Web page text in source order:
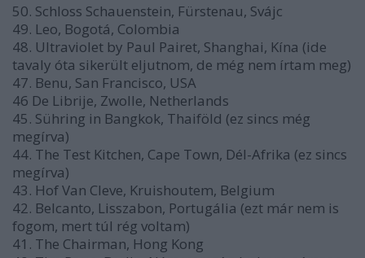
50. Schloss Schauenstein, Fürstenau, Svájc
49. Leo, Bogotá, Colombia
48. Ultraviolet by Paul Pairet, Shanghai, Kína (ide
tavaly óta sikerült eljutnom, de még nem írtam meg)
47. Benu, San Francisco, USA
46 De Librije, Zwolle, Netherlands
45. Sühring in Bangkok, Thaiföld (ez sincs még
megírva)
44. The Test Kitchen, Cape Town, Dél-Afrika (ez sincs
megírva)
43. Hof Van Cleve, Kruishoutem, Belgium
42. Belcanto, Lisszabon, Portugália (ezt már nem is
fogom, mert túl rég voltam)
41. The Chairman, Hong Kong